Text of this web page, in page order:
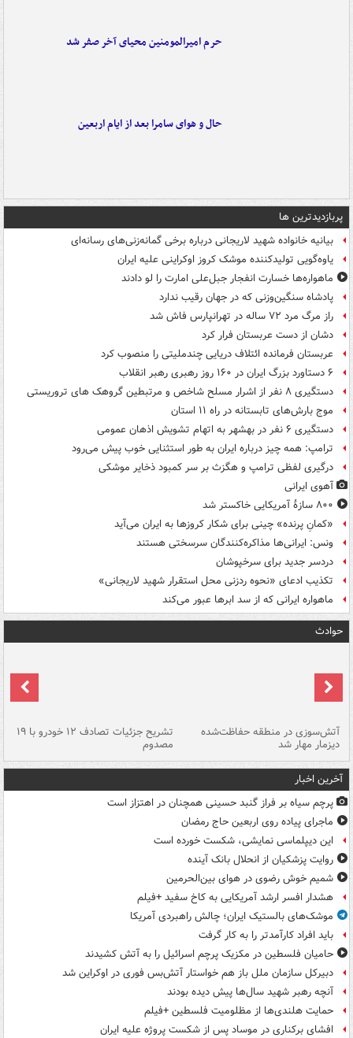
حرم امیرالمومنین محیای آخر صفر شد
حال و هوای سامرا بعد از ایام اربعین
پربازدیدترین ها
بیانیه خانواده شهید لاریجانی درباره برخی گمانه‌زنی‌های رسانه‌ای
یاوه‌گویی تولیدکننده موشک کروز اوکراینی علیه ایران
ماهواره‌ها خسارت انفجار جبل‌علی امارت را لو دادند
پادشاه سنگین‌وزنی که در جهان رقیب ندارد
راز مرگ مرد ۷۲ ساله در تهرانپارس فاش شد
دشان از دست عربستان فرار کرد
عربستان فرمانده ائتلاف دریایی چندملیتی را منصوب کرد
۶ دستاورد بزرگ ایران در ۱۶۰ روز رهبری رهبر انقلاب
دستگیری ۸ نفر از اشرار مسلح شاخص و مرتبطین گروهک های تروریستی
موج بارش‌های تابستانه در راه ۱۱ استان
دستگیری ۶ نفر در بهشهر به اتهام تشویش اذهان عمومی
ترامپ: همه چیز درباره ایران به طور استثنایی خوب پیش می‌رود
درگیری لفظی ترامپ و هگزث بر سر کمبود ذخایر موشکی
آهوی ایرانی
۸۰۰ سازۀ آمریکایی خاکستر شد
«کمانِ پرنده» چینی برای شکار کروزها به ایران می‌آید
ونس: ایرانی‌ها مذاکره‌کنندگان سرسختی هستند
دردسر جدید برای سرخپوشان
تکذیب ادعای «نحوه ردزنی محل استقرار شهید لاریجانی»
ماهواره ایرانی که از سد ابرها عبور می‌کند
حوادث
آتش‌سوزی در منطقه حفاظت‌شده
دیزمار مهار شد
تشریح جزئیات تصادف ۱۲ خودرو با ۱۹
مصدوم
آخرین اخبار
پرچم سیاه بر فراز گنبد حسینی همچنان در اهتزاز است
ماجرای پیاده روی اربعین حاج رمضان
این دیپلماسی نمایشی، شکست خورده است
روایت پزشکیان از انحلال بانک آینده
شمیم خوش رضوی در هوای بین‌الحرمین
هشدار افسر ارشد آمریکایی به کاخ سفید +فیلم
موشک‌های بالستیک ایران؛ چالش راهبردی آمریکا
باید افراد کارآمدتر را به کار گرفت
حامیان فلسطین در مکزیک پرچم اسرائیل را به آتش کشیدند
دبیرکل سازمان ملل باز هم خواستار آتش‌بس فوری در اوکراین شد
آنچه رهبر شهید سال‌ها پیش دیده بودند
حمایت هلندی‌ها از مظلومیت فلسطین +فیلم
افشای برکناری در موساد پس از شکست پروژه علیه ایران